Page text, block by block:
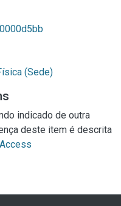
(Sede)
indicado de outra
deste item é descrita